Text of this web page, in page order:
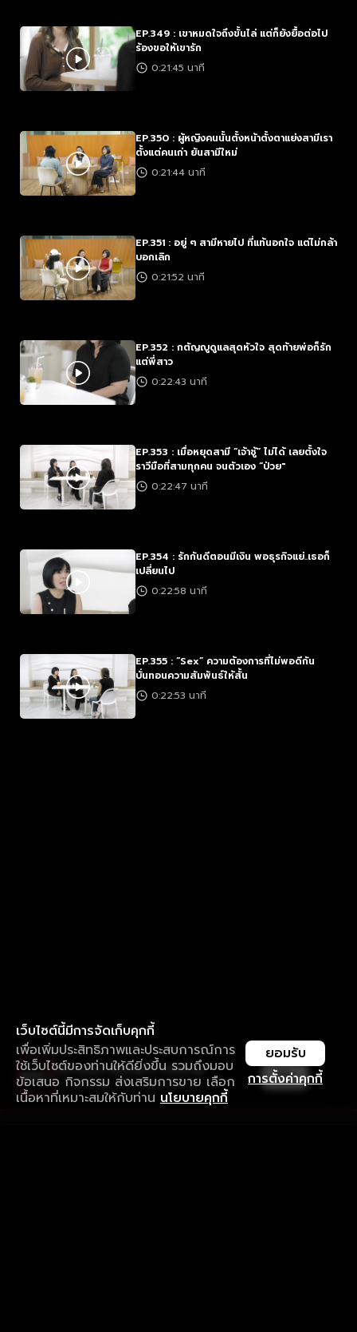
EP.349 : เขาหมดใจถึงขั้นไล่ แต่ก็ยังยื้อต่อไป
ร้องขอให้เขารัก
0:21:45 นาที
EP.350 : ผู้หญิงคนนั้นตั้งหน้าตั้งตาแย่งสามีเรา
ตั้งแต่คนเก่า ยันสามีใหม่
0:21:44 นาที
EP.351 : อยู่ ๆ สามีหายไป ที่แท้นอกใจ แต่ไม่กล้า
บอกเลิก
0:21:52 นาที
EP.352 : กตัญญูดูแลสุดหัวใจ สุดท้ายพ่อก็รัก
แต่พี่สาว
0:22:43 นาที
EP.353 : เมื่อหยุดสามี “เจ้าชู้” ไม่ได้ เลยตั้งใจ
ราวีมือที่สามทุกคน จนตัวเอง “ป่วย"
0:22:47 นาที
EP.354 : รักกันดีตอนมีเงิน พอธุรกิจแย่..เธอก็
เปลี่ยนไป
0:22:58 นาที
EP.355 : “Sex” ความต้องการที่ไม่พอดีกัน
บั่นทอนความสัมพันธ์ให้สั้น
0:22:53 นาที
เว็บไซต์นี้มีการจัดเก็บคุกกี้
เพื่อเพิ่มประสิทธิภาพและประสบการณ์การ
ใช้เว็บไซต์ของท่านให้ดียิ่งขึ้น รวมถึงมอบ
ข้อเสนอ กิจกรรม ส่งเสริมการขาย เลือก
เนื้อหาที่เหมาะสมให้กับท่าน นโยบายคุกกี้
การตั้งค่าคุกกี้
ยอมรับ
ใช้งานแอป ลื่นไหลกว่า ไม่มีสะดุด
ดาวน์โหลดแอปเพื่อการรับชมที่ดีกว่า เปิด